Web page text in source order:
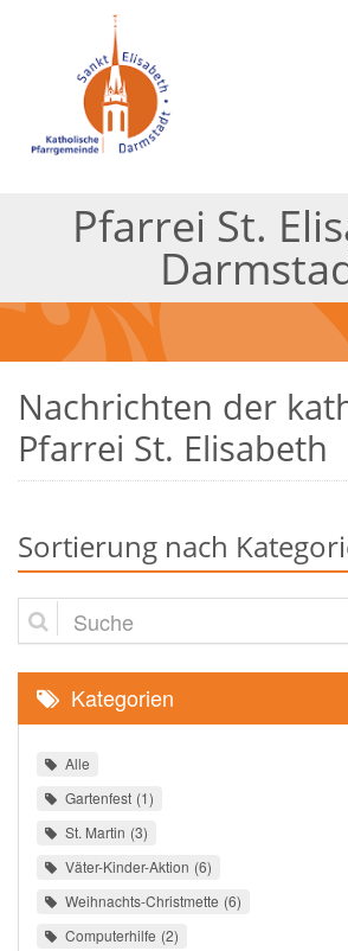
Pfarrei St.
Nachrichten der
Pfarrei St. Elisabeth
Sortierung nach
Suche
Kategorien
Alle
Gartenfest 1
St. Martin 3
Väter-Kinder-Aktion 6
Weihnachts-Christmette 6
Computerhilfe 2